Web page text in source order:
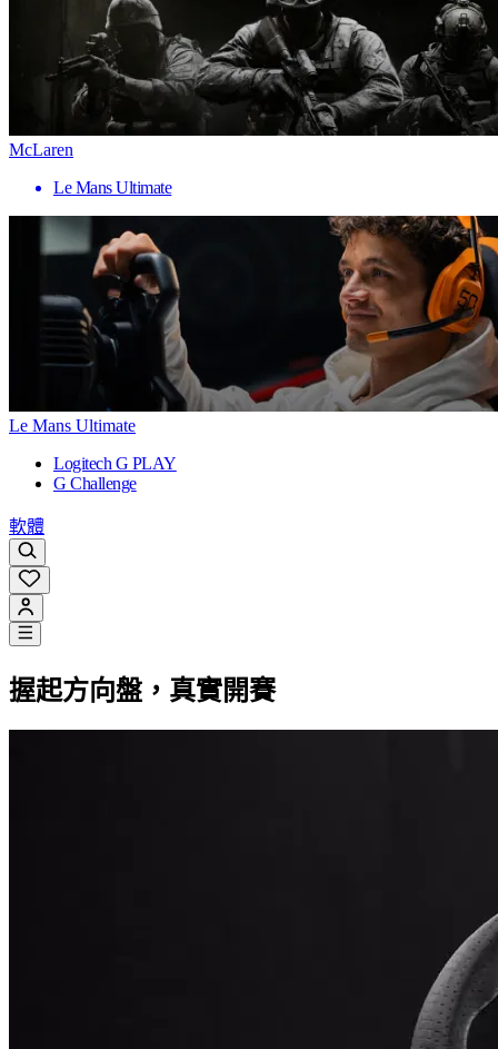
McLaren
Le Mans Ultimate
Le Mans Ultimate
Logitech G PLAY
G Challenge
軟體
握起方向盤， 真實開賽